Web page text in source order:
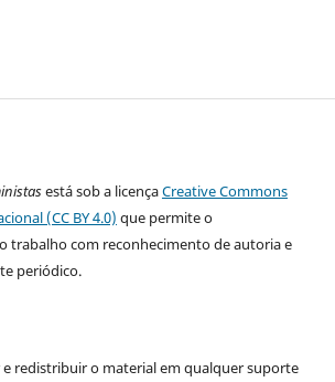
está sob a licençaCreative Commons
(CC BY 4.0) que permite o
trabalho com reconhecimento de autoria e
periódico.
redistribuir o material em qualquer suporte